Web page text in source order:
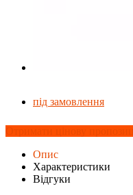
під замовлення
Опис
Характеристики
Відгуки